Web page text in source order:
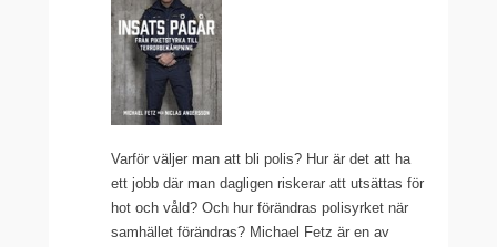
Varför väljer man att bli polis? Hur är det att ha
ett jobb där man dagligen riskerar att utsättas för
hot och våld? Och hur förändras polisyrket när
samhället förändras? Michael Fetz är en av